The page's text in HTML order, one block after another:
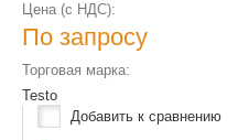
Цена (с НДС):
По запросу
Торговая марка:
Testo
Добавить к сравнению